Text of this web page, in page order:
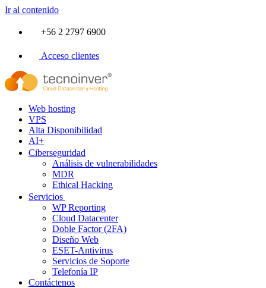
Ir al contenido
+56 2 2797 6900
Acceso clientes
Web hosting
VPS
Alta Disponibilidad
AI+
Ciberseguridad
Análisis de vulnerabilidades
MDR
Ethical Hacking
Servicios
WP Reporting
Cloud Datacenter
Doble Factor (2FA)
Diseño Web
ESET-Antivirus
Servicios de Soporte
Telefonía IP
Contáctenos